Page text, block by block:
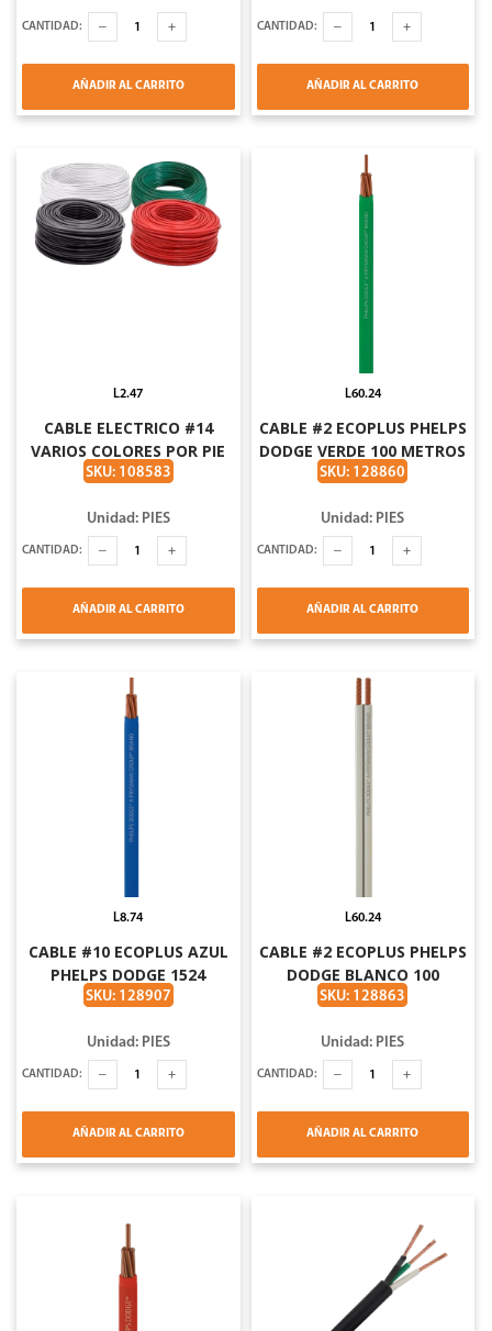
CANTIDAD:
AÑADIR AL CARRITO
CANTIDAD:
AÑADIR AL CARRITO
CABLE ELECTRICO #14
VARIOS COLORES POR PIE
CAJA CAJA DE 328 FT
SKU: 108583
L2.47
Unidad: PIES
CANTIDAD:
AÑADIR AL CARRITO
CABLE #2 ECOPLUS PHELPS
DODGE VERDE 100 METROS
SKU: 128860
L60.24
Unidad: PIES
CANTIDAD:
AÑADIR AL CARRITO
CABLE #10 ECOPLUS AZUL
PHELPS DODGE 1524
METROS
SKU: 128907
L8.74
Unidad: PIES
CANTIDAD:
AÑADIR AL CARRITO
CABLE #2 ECOPLUS PHELPS
DODGE BLANCO 100
METROS
SKU: 128863
L60.24
Unidad: PIES
CANTIDAD:
AÑADIR AL CARRITO